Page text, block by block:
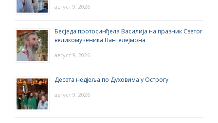
август 9, 2026
Бесједа протосинђела Василија на празник Светог
великомученика Пантелејмона
август 9, 2026
Десета недјеља по Духовима у Острогу
август 9, 2026